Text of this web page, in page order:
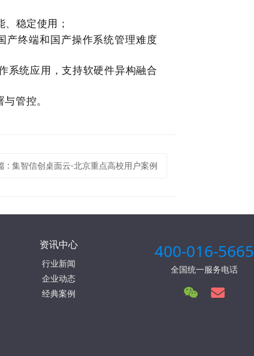
稳定使用；
产终端和国产操作系统管理难度
系统应用，支持软硬件异构融合
管控。
:集智信创桌面云-北京重点高校用户案例
资讯中心
行业新闻
企业动态
经典案例
400-016-5665
全国统一服务电话